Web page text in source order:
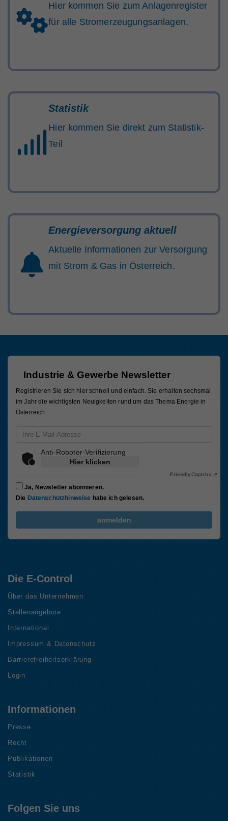
Hier kommen Sie zum Anlagenregister
für alle Stromerzeugungsanlagen.
Statistik
Hier kommen Sie direkt zum Statistik-
Teil
Energieversorgung aktuell
Aktuelle Informationen zur Versorgung
mit Strom & Gas in Österreich.
Die E-Control
Über das Unternehmen
Stellenangebote
International
Impressum & Datenschutz
Barrierefreiheitserklärung
Login
Informationen
Presse
Recht
Publikationen
Statistik
Folgen Sie uns
Industrie & Gewerbe Newsletter
Registrieren Sie sich hier schnell und einfach. Sie erhalten sechsmal
im Jahr die wichtigsten Neuigkeiten rund um das Thema Energie in
Österreich.
Email-Adresse
Anti-Roboter-Verifizierung
Hier klicken
FriendlyCaptcha ⇗
Ja, Newsletter abonnieren.
Die Datenschutzhinweise habe ich gelesen.
FriendlyCaptcha Checkbox (keine Interaktion)
anmelden